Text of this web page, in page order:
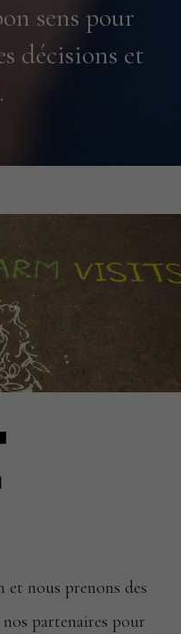
sens pour
décisions et
et nous prenons des
nos partenaires pour